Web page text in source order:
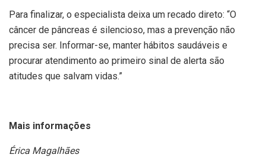
Para finalizar, o especialista deixa um recado direto: “O
câncer de pâncreas é silencioso, mas a prevenção não
precisa ser. Informar-se, manter hábitos saudáveis e
procurar atendimento ao primeiro sinal de alerta são
atitudes que salvam vidas.”
Mais informações
Érica Magalhães